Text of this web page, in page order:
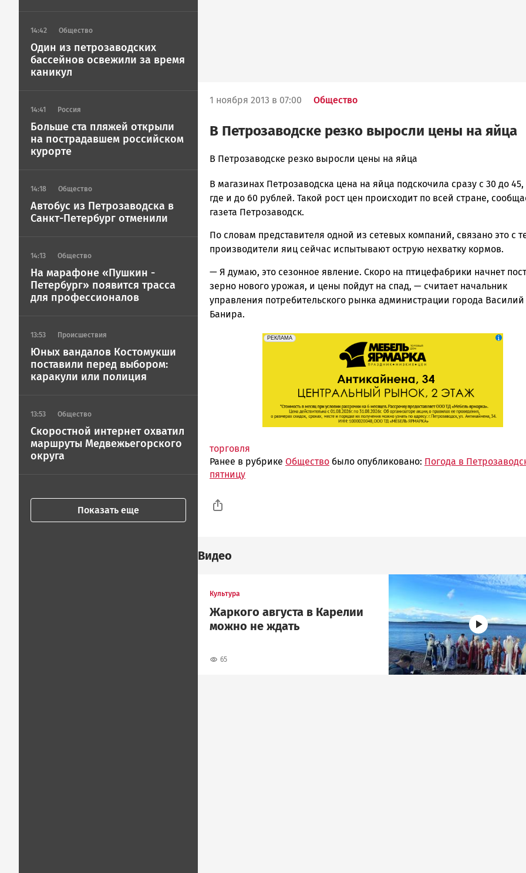
14:42 Общество
Один из петрозаводских
бассейнов освежили за время
каникул
14:41 Россия
Больше ста пляжей открыли
на пострадавшем российском
курорте
14:18 Общество
Автобус из Петрозаводска в
Санкт-Петербург отменили
14:13 Общество
На марафоне «Пушкин -
Петербург» появится трасса
для профессионалов
13:53 Происшествия
Юных вандалов Костомукши
поставили перед выбором:
каракули или полиция
13:53 Общество
Скоростной интернет охватил
маршруты Медвежьегорского
округа
Показать еще
1 ноября 2013 в 07:00 Общество
В Петрозаводске резко выросли цены на яйца
admintimur
Петрозаводска
и
Карелии
Петрозаводск
ГОВОРИТ
В Петрозаводске резко выросли цены на яйца
В магазинах Петрозаводска цена на яйца подскочила сразу с 30 до
где и до 60 рублей. Такой рост цен происходит по всей стране,
газета Петрозаводск.
По словам представителя одной из сетевых компаний, связано это с
производители яиц сейчас испытывают острую нехватку кормов.
— Я думаю, это сезонное явление. Скоро на птицефабрики начнет
зерно нового урожая, и цены пойдут на спад, — считает начальник
управления потребительского рынка администрации города Василий
Банира.
erid: 2SDnjeFymr3
РЕКЛАМА
Реклама
торговля
Ранее в рубрике Общество было опубликовано: Погода в
пятницу
Видео
Культура
Жаркого августа в Карелии
можно не ждать
65